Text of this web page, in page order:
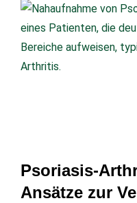
Psoriasis-
Ansätze zur